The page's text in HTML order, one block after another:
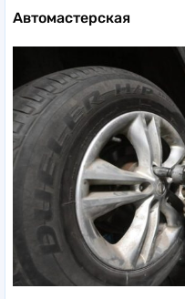
Автомастерская